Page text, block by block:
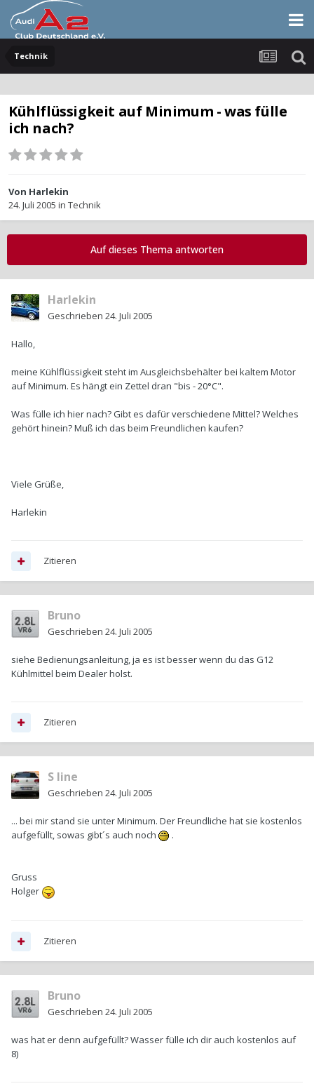
Technik
Kühlflüssigkeit auf Minimum - was fülle
ich nach?
Von Harlekin
24. Juli 2005 in Technik
Auf dieses Thema antworten
Harlekin
Geschrieben 24. Juli 2005
Hallo,
meine Kühlflüssigkeit steht im Ausgleichsbehälter bei kaltem Motor
auf Minimum. Es hängt ein Zettel dran "bis - 20°C".
Was fülle ich hier nach? Gibt es dafür verschiedene Mittel? Welches
gehört hinein? Muß ich das beim Freundlichen kaufen?
Viele Grüße,
Harlekin
Zitieren
Bruno
Geschrieben 24. Juli 2005
siehe Bedienungsanleitung, ja es ist besser wenn du das G12
Kühlmittel beim Dealer holst.
Zitieren
S line
Geschrieben 24. Juli 2005
... bei mir stand sie unter Minimum. Der Freundliche hat sie kostenlos
aufgefüllt, sowas gibt´s auch noch
.
Gruss
Holger
Zitieren
Bruno
Geschrieben 24. Juli 2005
was hat er denn aufgefüllt? Wasser fülle ich dir auch kostenlos auf
8)